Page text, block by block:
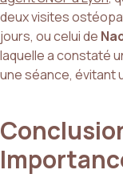
deux visites
jours, ou celui de
laquelle a constaté
une séance, évitant